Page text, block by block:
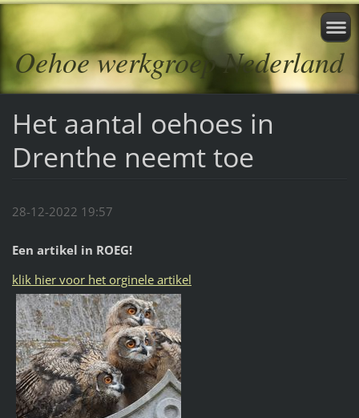
Oehoe werkgroep Nederland
Het aantal oehoes in
Drenthe neemt toe
28-12-2022 19:57
Een artikel in ROEG!
klik hier voor het orginele artikel